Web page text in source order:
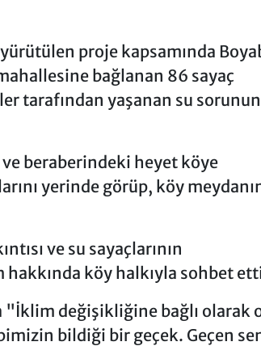
proje kapsamında
bağlanan 86 sayaç
tarafından yaşanan su
ve beraberindeki heyet köye
yerinde görüp, köy
ve su sayaçlarının
hakkında köy halkıyla sohbet
"İklim değişikliğine bağlı olarak
bildiği bir geçek. Geçen